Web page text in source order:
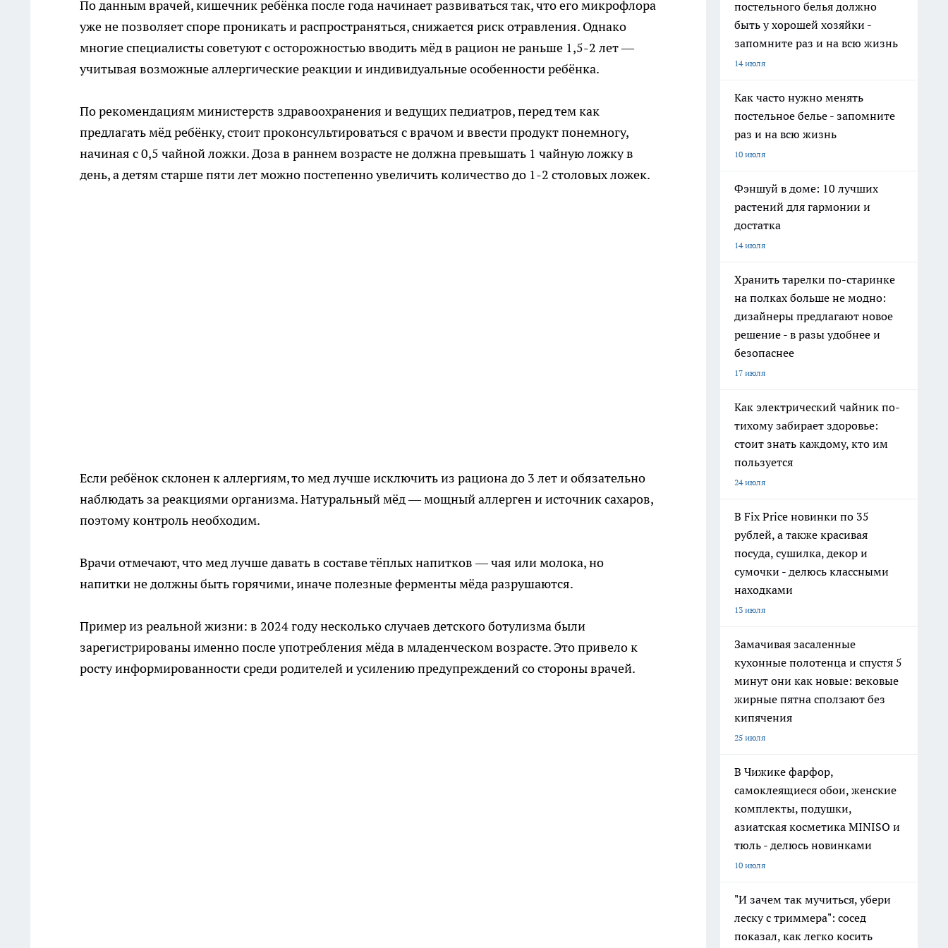
По данным врачей, кишечник ребёнка после года начинает развиваться так, что его микрофлора
уже не позволяет споре проникать и распространяться, снижается риск отравления. Однако
многие специалисты советуют с осторожностью вводить мёд в рацион не раньше 1,5-2 лет —
учитывая возможные аллергические реакции и индивидуальные особенности ребёнка.
По рекомендациям министерств здравоохранения и ведущих педиатров, перед тем как
предлагать мёд ребёнку, стоит проконсультироваться с врачом и ввести продукт понемногу,
начиная с 0,5 чайной ложки. Доза в раннем возрасте не должна превышать 1 чайную ложку в
день, а детям старше пяти лет можно постепенно увеличить количество до 1-2 столовых ложек.
Если ребёнок склонен к аллергиям, то мед лучше исключить из рациона до 3 лет и обязательно
наблюдать за реакциями организма. Натуральный мёд — мощный аллерген и источник сахаров,
поэтому контроль необходим.
Врачи отмечают, что мед лучше давать в составе тёплых напитков — чая или молока, но
напитки не должны быть горячими, иначе полезные ферменты мёда разрушаются.
Пример из реальной жизни: в 2024 году несколько случаев детского ботулизма были
зарегистрированы именно после употребления мёда в младенческом возрасте. Это привело к
росту информированности среди родителей и усилению предупреждений со стороны врачей.
постельного белья должно
быть у хорошей хозяйки -
запомните раз и на всю жизнь
14 июля
Как часто нужно менять
постельное белье - запомните
раз и на всю жизнь
10 июля
Фэншуй в доме: 10 лучших
растений для гармонии и
достатка
14 июля
Хранить тарелки по-старинке
на полках больше не модно:
дизайнеры предлагают новое
решение - в разы удобнее и
безопаснее
17 июля
Как электрический чайник по-
тихому забирает здоровье:
стоит знать каждому, кто им
пользуется
24 июля
В Fix Price новинки по 35
рублей, а также красивая
посуда, сушилка, декор и
сумочки - делюсь классными
находками
13 июля
Замачивая засаленные
кухонные полотенца и спустя 5
минут они как новые: вековые
жирные пятна сползают без
кипячения
25 июля
В Чижике фарфор,
самоклеящиеся обои, женские
комплекты, подушки,
азиатская косметика MINISO и
тюль - делюсь новинками
10 июля
"И зачем так мучиться, убери
леску с триммера": сосед
показал, как легко косить